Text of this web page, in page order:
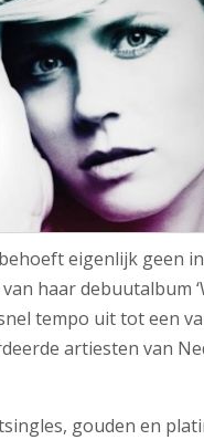
eigenlijk geen
haar debuutalbum
tempo uit tot een
artiesten van
gouden en